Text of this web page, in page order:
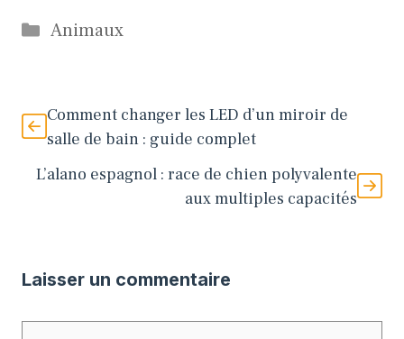
Catégories
Animaux
Comment changer les LED d’un miroir de
salle de bain : guide complet
L’alano espagnol : race de chien polyvalente
aux multiples capacités
Laisser un commentaire